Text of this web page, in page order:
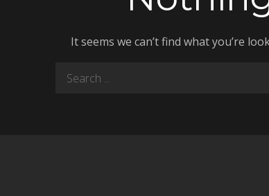
It seems we can’t find what you’re
Search